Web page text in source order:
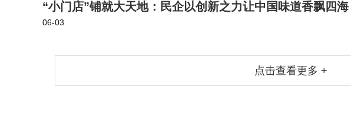
“小门店”铺就大天地：民企以创新之力让中国味道香飘四海
06-03
点击查看更多 +